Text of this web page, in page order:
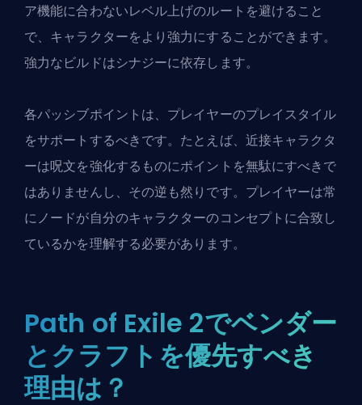
ア機能に合わないレベル上げのルートを避けること
で、キャラクターをより強力にすることができます。
強力なビルドはシナジーに依存します。
各パッシブポイントは、プレイヤーのプレイスタイル
をサポートするべきです。たとえば、近接キャラクタ
ーは呪文を強化するものにポイントを無駄にすべきで
はありませんし、その逆も然りです。プレイヤーは常
にノードが自分のキャラクターのコンセプトに合致し
ているかを理解する必要があります。
Path of Exile 2でベンダー
とクラフトを優先すべき
理由は？